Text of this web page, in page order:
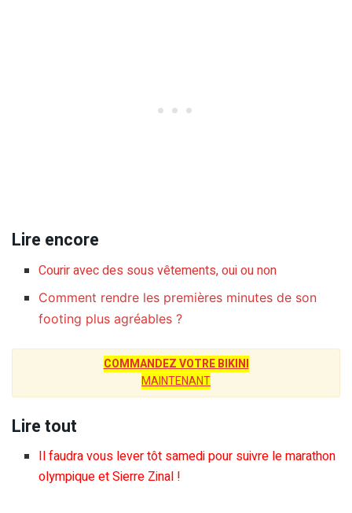
Lire encore
Courir avec des sous vêtements, oui ou non
Comment rendre les premières minutes de son
footing plus agréables ?
COMMANDEZ VOTRE BIKINI
MAINTENANT
Lire tout
Il faudra vous lever tôt samedi pour suivre le marathon
olympique et Sierre Zinal !